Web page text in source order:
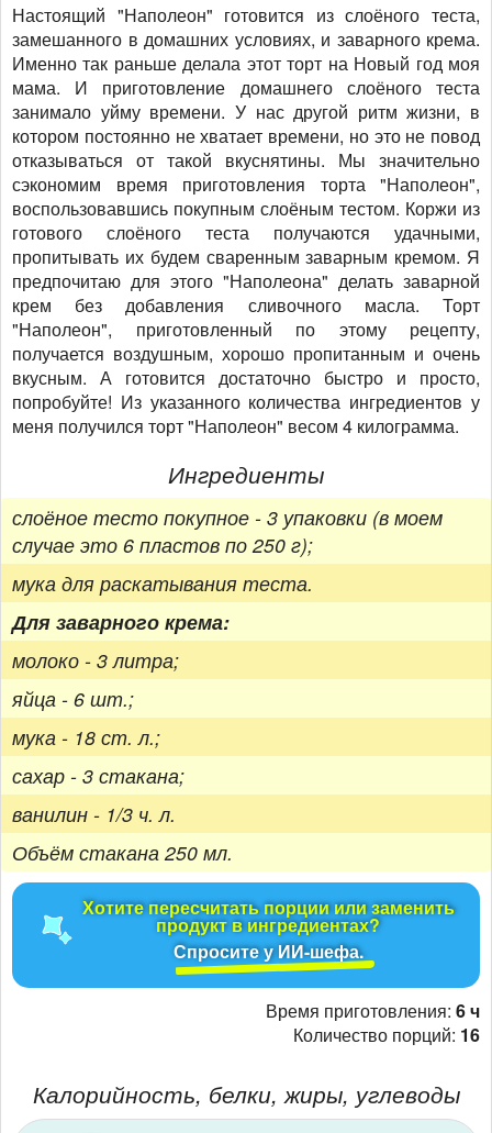
Настоящий "Наполеон" готовится из слоёного теста,
замешанного в домашних условиях, и заварного крема.
Именно так раньше делала этот торт на Новый год моя
мама. И приготовление домашнего слоёного теста
занимало уйму времени. У нас другой ритм жизни, в
котором постоянно не хватает времени, но это не повод
отказываться от такой вкуснятины. Мы значительно
сэкономим время приготовления торта "Наполеон",
воспользовавшись покупным слоёным тестом. Коржи из
готового слоёного теста получаются удачными,
пропитывать их будем сваренным заварным кремом. Я
предпочитаю для этого "Наполеона" делать заварной
крем без добавления сливочного масла. Торт
"Наполеон", приготовленный по этому рецепту,
получается воздушным, хорошо пропитанным и очень
вкусным. А готовится достаточно быстро и просто,
попробуйте! Из указанного количества ингредиентов у
меня получился торт "Наполеон" весом 4 килограмма.
Ингредиенты
слоёное тесто покупное - 3 упаковки (в моем
случае это 6 пластов по 250 г);
мука для раскатывания теста.
Для заварного крема:
молоко - 3 литра;
яйца - 6 шт.;
мука - 18 ст. л.;
сахар - 3 стакана;
ванилин - 1/3 ч. л.
Объём стакана 250 мл.
Хотите пересчитать порции или заменить
продукт в ингредиентах?
Спросите у ИИ-шефа.
Время приготовления: 6 ч
Количество порций: 16
Калорийность, белки, жиры, углеводы